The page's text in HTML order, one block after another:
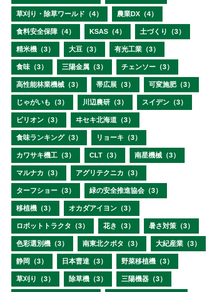
草刈り・除草ワールド（4） 農業DX（4）
食料安全保障（4） KSAS（4） 土づくり（3）
精米機（3） 大豆（3） 有光工業（3）
食味（3） 三陽金属（3） チェンソー（3）
高性能林業機械（3） 帯広展（3） 可変施肥（3）
じゃがいも（3） 川辺農研（3） スイデン（3）
ピリオン（3） ヰセキ北海道（3）
食味ランキング（3） リョーキ（3）
カワサキ機工（3） CLT（3） 南星機械（3）
マルナカ（3） アグリテクニカ（3）
ターフショー（3） 緑の安全推進協会（3）
移植機（3） オカダアイヨン（3）
ロボットトラクタ（3） 花き（3） 暑さ対策（3）
色彩選別機（3） 南東北クボタ（3） 大紀産業（3）
静岡（3） 日本曹達（3） 野菜移植機（3）
草刈り（3） 除草機（3） 三陽機器（3）